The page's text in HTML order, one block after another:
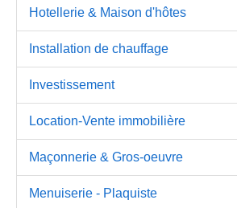
Hotellerie & Maison d'hôtes
Installation de chauffage
Investissement
Location-Vente immobilière
Maçonnerie & Gros-oeuvre
Menuiserie - Plaquiste